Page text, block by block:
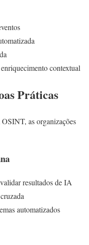
contextual
Práticas
as organizações
resultados de IA
automatizados